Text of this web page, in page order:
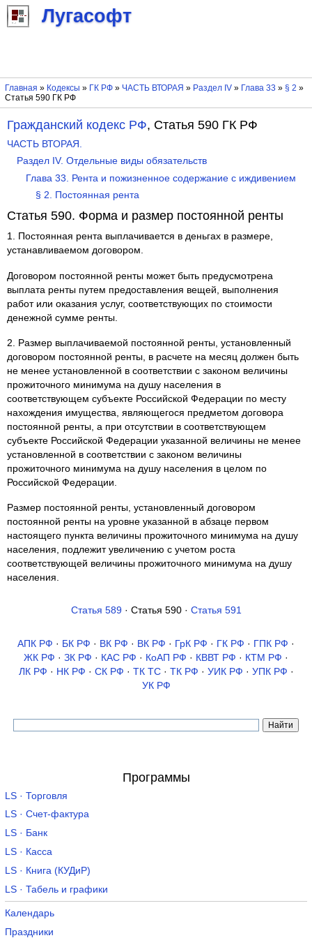
Лугасофт
Главная » Кодексы » ГК РФ» ЧАСТЬ ВТОРАЯ » Раздел IV» Глава 33 » § 2 »
Статья 590 ГК РФ
Гражданский кодекс РФ, Статья 590 ГК РФ
ЧАСТЬ ВТОРАЯ.
Раздел IV. Отдельные виды обязательств
Глава 33. Рента и пожизненное содержание с иждивением
§ 2. Постоянная рента
Статья 590. Форма и размер постоянной ренты
1. Постоянная рента выплачивается в деньгах в размере,
устанавливаемом договором.
Договором постоянной ренты может быть предусмотрена
выплата ренты путем предоставления вещей, выполнения
работ или оказания услуг, соответствующих по стоимости
денежной сумме ренты.
2. Размер выплачиваемой постоянной ренты, установленный
договором постоянной ренты, в расчете на месяц должен быть
не менее установленной в соответствии с законом величины
прожиточного минимума на душу населения в
соответствующем субъекте Российской Федерации по месту
нахождения имущества, являющегося предметом договора
постоянной ренты, а при отсутствии в соответствующем
субъекте Российской Федерации указанной величины не менее
установленной в соответствии с законом величины
прожиточного минимума на душу населения в целом по
Российской Федерации.
Размер постоянной ренты, установленный договором
постоянной ренты на уровне указанной в абзаце первом
настоящего пункта величины прожиточного минимума на душу
населения, подлежит увеличению с учетом роста
соответствующей величины прожиточного минимума на душу
населения.
Статья 589· Статья 590 · Статья 591
АПК РФ · БК РФ · ВК РФ · ВК РФ · ГрК РФ · ГК РФ · ГПК РФ ·
ЖК РФ · ЗК РФ · КАС РФ · КоАП РФ · КВВТ РФ · КТМ РФ ·
ЛК РФ · НК РФ · СК РФ · ТК TC· ТК РФ · УИК РФ · УПК РФ ·
УК РФ
Программы
LS · Торговля
LS · Счет-фактура
LS · Банк
LS · Касса
LS · Книга (КУДиР)
LS · Табель и графики
Календарь
Праздники